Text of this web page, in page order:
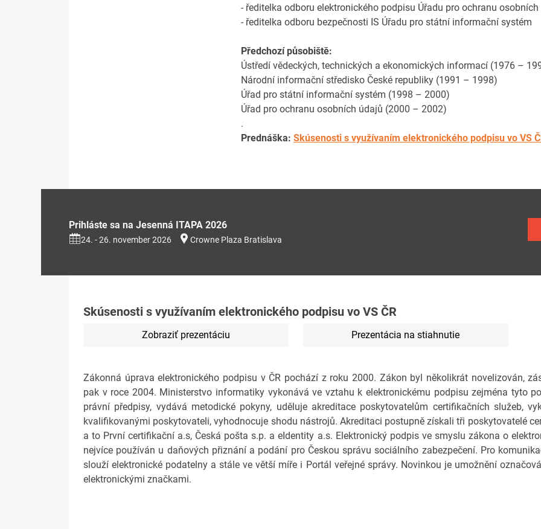
- ředitelka odboru elektronického podpisu Úřadu pro ochranu osobních
- ředitelka odboru bezpečnosti IS Úřadu pro státní informační systém
Předchozí působiště:
Ústředí vědeckých, technických a ekonomických informací (1976 –
Národní informační středisko České republiky (1991 – 1998)
Úřad pro státní informační systém (1998 – 2000)
Úřad pro ochranu osobních údajů (2000 – 2002)
.
Prednáška: Skúsenosti s využívaním elektronického podpisu vo VS
Prihláste sa na Jesenná ITAPA 2026
24. - 26. november 2026 Crowne Plaza Bratislava
Skúsenosti s využívaním elektronického podpisu vo VS ČR
Zobraziť prezentáciu Prezentácia na stiahnutie
Zákonná úprava elektronického podpisu v ČR pochází z roku 2000. Zákon byl několikrát novelizován,
pak v roce 2004. Ministerstvo informatiky vykonává ve vztahu k elektronickému podpisu zejména tyto
právní předpisy, vydává metodické pokyny, uděluje akreditace poskytovatelům certifikačních služeb,
kvalifikovanými poskytovateli, vyhodnocuje shodu nástrojů. Akreditaci postupně získali tři poskytovatelé
a to První certifikační a.s, Česká pošta s.p. a eIdentity a.s. Elektronický podpis ve smyslu zákona o
nejvíce používán u daňových přiznání a podání pro Českou správu sociálního zabezpečení. Pro
slouží elektronické podatelny a stále ve větší míře i Portál veřejné správy. Novinkou je umožnění
elektronickými značkami.